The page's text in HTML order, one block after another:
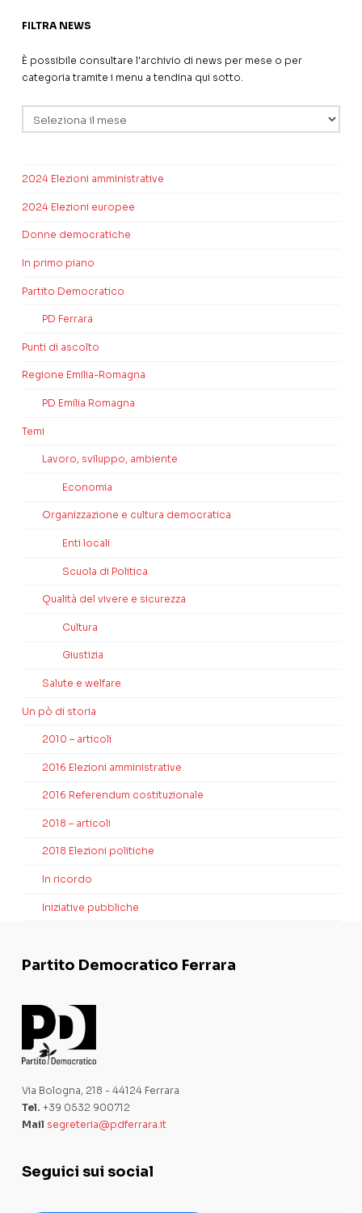
FILTRA NEWS
È possibile consultare l'archivio di news per mese o per
categoria tramite i menu a tendina qui sotto.
2024 Elezioni amministrative
2024 Elezioni europee
Donne democratiche
In primo piano
Partito Democratico
PD Ferrara
Punti di ascolto
Regione Emilia-Romagna
PD Emilia Romagna
Temi
Lavoro, sviluppo, ambiente
Economia
Organizzazione e cultura democratica
Enti locali
Scuola di Politica
Qualità del vivere e sicurezza
Cultura
Giustizia
Salute e welfare
Un pò di storia
2010 – articoli
2016 Elezioni amministrative
2016 Referendum costituzionale
2018 – articoli
2018 Elezioni politiche
In ricordo
Iniziative pubbliche
Partito Democratico Ferrara
Via Bologna, 218 - 44124 Ferrara
Tel. +39 0532 900712
Mail segreteria@pdferrara.it
Seguici sui social